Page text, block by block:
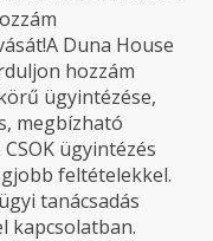
Duna House
hozzám
ügyintézése,
megbízható
ügyintézés
feltételekkel.
tanácsadás
kapcsolatban.